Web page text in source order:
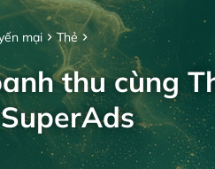
mại Thẻ
thu cùng